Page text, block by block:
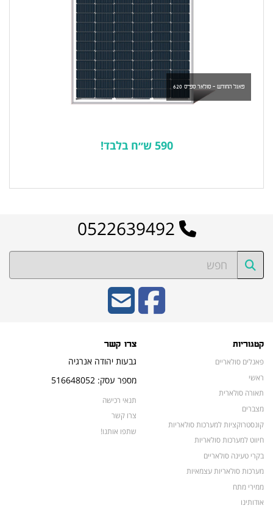
פאנל החודש - סולאר ספייס 620
590 ש״ח בלבד!
קטגוריות
פאנלים סולאריים
ראשי
תאורה סולארית
מצברים
קונסטרוקציות למערכות סולאריות
חיווט למערכות סולאריות
בקרי טעינה סולאריים
מערכות סולאריות עצמאיות
ממירי מתח
אודותינו
צרו קשר
גבעות יהודה אנרגיה
מספר עסק: 516648052
תנאי רכישה
צרו קשר
שתפו אותנו!